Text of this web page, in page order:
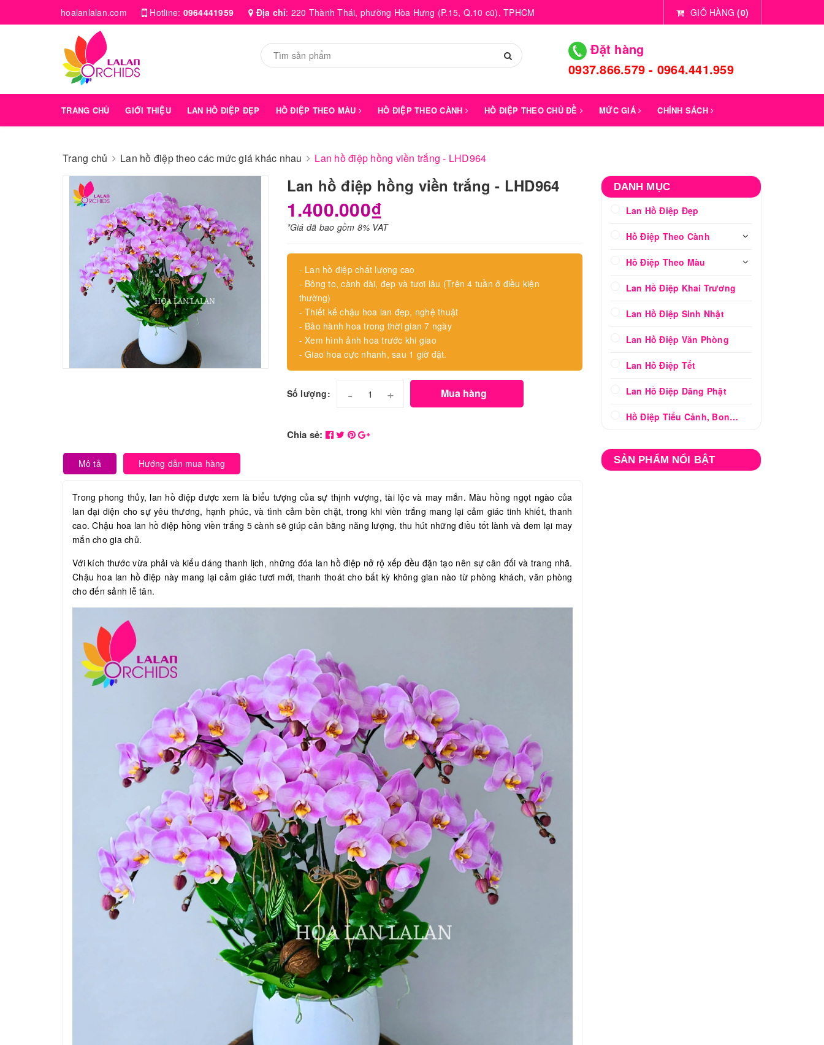
hoalanlalan.com Hotline: 0964441959 Địa chỉ: 220 Thành Thái, phường Hòa Hưng (P.15, Q.10 cũ), TPHCM GIỎ HÀNG (0)
Đặt hàng
0937.866.579 - 0964.441.959
TRANG CHỦ GIỚI THIỆU LAN HỒ ĐIỆP ĐẸP HỒ ĐIỆP THEO MÀU HỒ ĐIỆP THEO CÀNH HỒ ĐIỆP THEO CHỦ ĐỀ MỨC GIÁ CHÍNH SÁCH
Trang chủ Lan hồ điệp theo các mức giá khác nhau Lan hồ điệp hồng viền trắng - LHD964
Lan hồ điệp hồng viền trắng - LHD964
1.400.000₫
*Giá đã bao gồm 8% VAT
- Lan hồ điệp chất lượng cao
- Bông to, cành dài, đẹp và tươi lâu (Trên 4 tuần ở điều kiện
thường)
- Thiết kế chậu hoa lan đẹp, nghệ thuật
- Bảo hành hoa trong thời gian 7 ngày
- Xem hình ảnh hoa trước khi giao
- Giao hoa cực nhanh, sau 1 giờ đặt.
Số lượng: - + Mua hàng
Chia sẻ:
Mô tả Hướng dẫn mua hàng
Trong phong thủy, lan hồ điệp được xem là biểu tượng của sự thịnh vượng, tài lộc và may mắn. Màu hồng ngọt ngào của
lan đại diện cho sự yêu thương, hạnh phúc, và tình cảm bền chặt, trong khi viền trắng mang lại cảm giác tinh khiết, thanh
cao. Chậu hoa lan hồ điệp hồng viền trắng 5 cành sẽ giúp cân bằng năng lượng, thu hút những điều tốt lành và đem lại may
mắn cho gia chủ.
Với kích thước vừa phải và kiểu dáng thanh lịch, những đóa lan hồ điệp nở rộ xếp đều đặn tạo nên sự cân đối và trang nhã.
Chậu hoa lan hồ điệp này mang lại cảm giác tươi mới, thanh thoát cho bất kỳ không gian nào từ phòng khách, văn phòng
cho đến sảnh lễ tân.
DANH MỤC
Lan Hồ Điệp Đẹp
Hồ Điệp Theo Cành
Hồ Điệp Theo Màu
Lan Hồ Điệp Khai Trương
Lan Hồ Điệp Sinh Nhật
Lan Hồ Điệp Văn Phòng
Lan Hồ Điệp Tết
Lan Hồ Điệp Dâng Phật
Hồ Điệp Tiểu Cảnh, Bonsai
SẢN PHẨM NỔI BẬT